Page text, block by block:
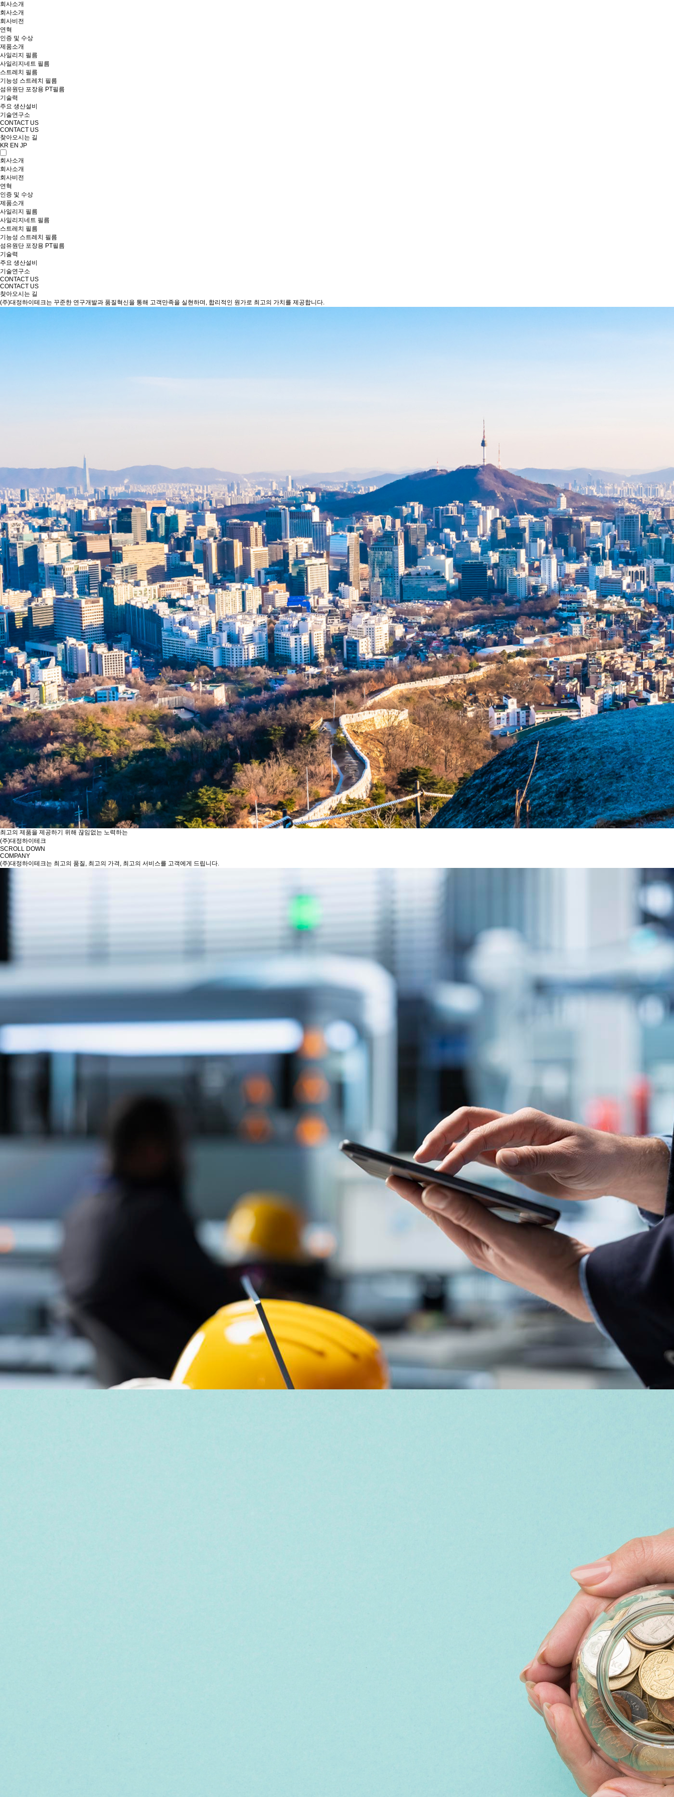
회사소개
회사소개
회사비전
연혁
인증 및 수상
제품소개
사일리지 필름
사일리지네트 필름
스트레치 필름
기능성 스트레치 필름
섬유원단 포장용 PT필름
기술력
주요 생산설비
기술연구소
CONTACT US
CONTACT US
찾아오시는 길
KR EN JP
회사소개
회사소개
회사비전
연혁
인증 및 수상
제품소개
사일리지 필름
사일리지네트 필름
스트레치 필름
기능성 스트레치 필름
섬유원단 포장용 PT필름
기술력
주요 생산설비
기술연구소
CONTACT US
CONTACT US
찾아오시는 길
(주)대정하이테크는 꾸준한 연구개발과 품질혁신을 통해 고객만족을 실현하며, 합리적인 원가로 최고의 가치를 제공합니다.
최고의 제품을 제공하기 위해 끊임없는 노력하는
(주)대정하이테크
SCROLL DOWN
COMPANY
(주)대정하이테크는 최고의 품질, 최고의 가격, 최고의 서비스를 고객에게 드립니다.